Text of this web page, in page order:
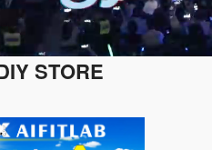
STORE